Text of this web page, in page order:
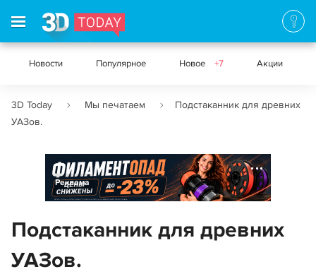
Новости Популярное Новое +7 Акции
3D Today Мы печатаем
Подстаканник для древних
УАЗов.
Реклама
Подстаканник для древних
УАЗов.